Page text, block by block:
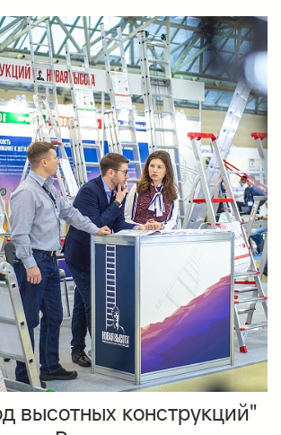
высотных конструкций"